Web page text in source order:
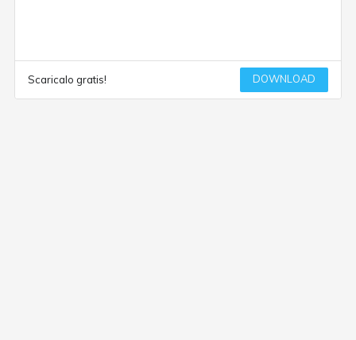
Scaricalo gratis! DOWNLOAD